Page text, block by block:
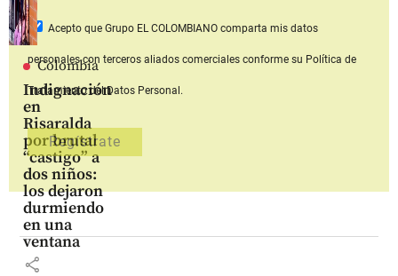
Colombia
Indignación
en
Risaralda
por brutal
“castigo” a
dos niños:
los dejaron
durmiendo
en una
ventana
share
Acepto que Grupo EL COLOMBIANOcomparta mis datos
personales con terceros aliados comerciales conforme su Política de
Tratamiento del Datos Personal.